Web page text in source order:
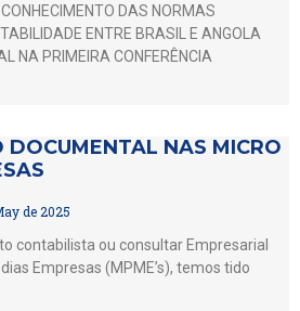
DAS NORMAS
ENTRE BRASIL E ANGOLA
NA PRIMEIRA CONFERÊNCIA
NAS MICRO
de 2025
contabilista ou consultar Empresarial
Empresas (MPME’s), temos tido